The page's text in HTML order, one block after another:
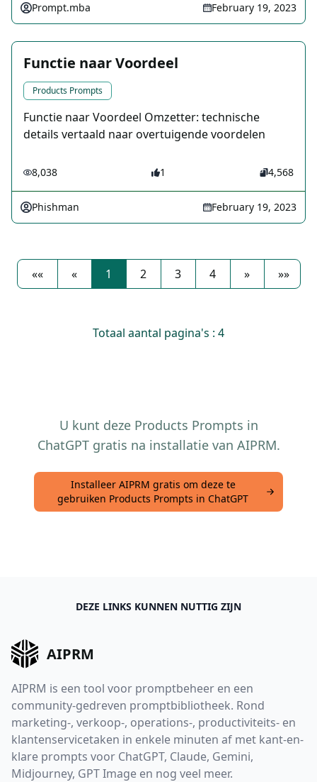
Prompt.mba February 19, 2023
Functie naar Voordeel
Products Prompts
Functie naar Voordeel Omzetter: technische
details vertaald naar overtuigende voordelen
8,038 1 4,568
Phishman February 19, 2023
«« « 1 2 3 4 » »»
Totaal aantal pagina's : 4
U kunt deze Products Prompts in
ChatGPT gratis na installatie van AIPRM.
Installeer AIPRM gratis om deze te
gebruiken Products Prompts in ChatGPT
DEZE LINKS KUNNEN NUTTIG ZIJN
AIPRM
AIPRM is een tool voor promptbeheer en een
community-gedreven promptbibliotheek. Rond
marketing-, verkoop-, operations-, productiviteits- en
klantenservicetaken in enkele minuten af met kant-en-
klare prompts voor ChatGPT, Claude, Gemini,
Midjourney, GPT Image en nog veel meer.